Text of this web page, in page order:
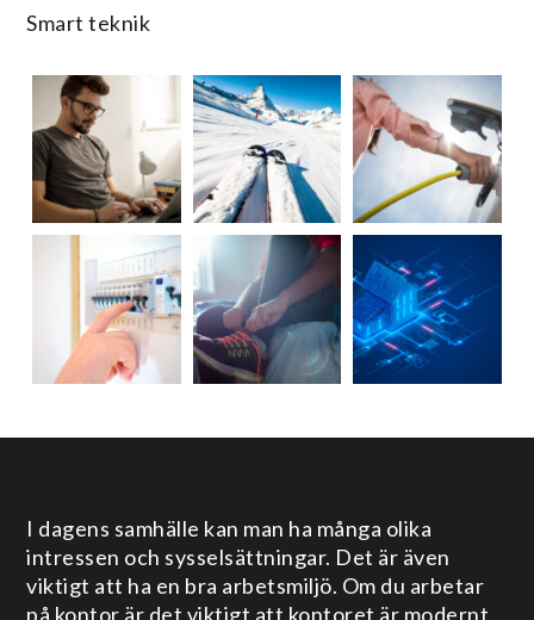
Smart teknik
I dagens samhälle kan man ha många olika
intressen och sysselsättningar. Det är även
viktigt att ha en bra arbetsmiljö. Om du arbetar
på kontor är det viktigt att kontoret är modernt